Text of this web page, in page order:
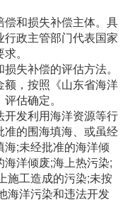
和损失补偿主体。具
政主管部门代表国家
。
失补偿的评估方法。
，按照《山东省海洋
估确定。
发利用海洋资源等行
的围海填海、或虽经
;未经批准的海洋倾
洋倾废;海上热污染;
施工造成的污染;未按
海洋污染和违法开发